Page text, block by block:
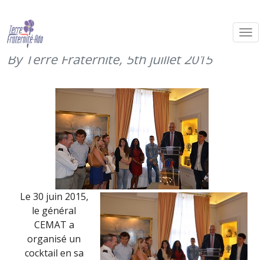
Cocktail Terre Fraternité chez le
CEMAT (30 juin 2015)
By Terre Fraternité, 5th juillet 2015
Le 30 juin 2015,
le général
CEMAT a
organisé un
cocktail en sa